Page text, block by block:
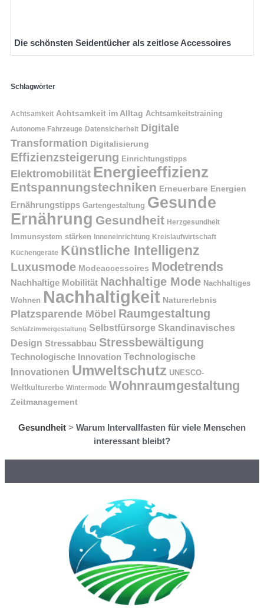
Die schönsten Seidentücher als zeitlose Accessoires
Schlagwörter
Achtsamkeit Achtsamkeit im Alltag Achtsamkeitstraining
Autonome Fahrzeuge Datensicherheit Digitale
Transformation Digitalisierung
Effizienzsteigerung Einrichtungstipps
Elektromobilität Energieeffizienz
Entspannungstechniken Erneuerbare Energien
Ernährungstipps Gartengestaltung Gesunde
Ernährung Gesundheit Herzgesundheit
Immunsystem stärken Inneneinrichtung Kreislaufwirtschaft
Küchengeräte Künstliche Intelligenz
Luxusmode Modeaccessoires Modetrends
Nachhaltige Mobilität Nachhaltige Mode Nachhaltiges
Wohnen Nachhaltigkeit Naturerlebnis
Platzsparende Möbel Raumgestaltung
Schlafzimmergestaltung Selbstfürsorge Skandinavisches
Design Stressabbau Stressbewältigung
Technologische Innovation Technologische
Innovationen Umweltschutz UNESCO-
Weltkulturerbe Wintermode Wohnraumgestaltung
Zeitmanagement
Gesundheit > Warum Intervallfasten für viele Menschen
interessant bleibt?